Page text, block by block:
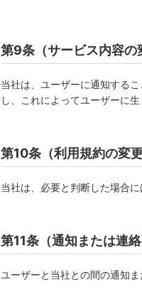
第9条（サービス内容の
当社は、ユーザーに通知する
し、これによってユーザーに
第10条（利用規約の変更
当社は、必要と判断した場合
第11条（通知または連絡
ユーザーと当社との間の通知